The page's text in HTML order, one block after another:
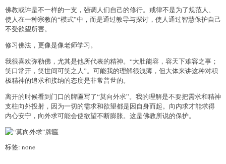
佛教或许是不一样的一支，强调人们自己的修行。戒律不是为了规范人、
使人在一种宗教的“模式”中，而是通过教导与探讨，使人通过智慧保护自己
不受欲望所害。
修习佛法，更像是像老师学习。
我很喜欢弥勒佛，尤其是他所代表的精神。“大肚能容，容天下难容之事；
笑口常开，笑世间可笑之人”。可能我的理解很浅薄，但大体来讲这种对积
极精神的追求和接纳的态度是非常普世的。
离开的时候看到门口的牌匾写了“莫向外求”。我的理解是不要把需求和精神
支柱向外投射，因为一切的需求和欲望都是因自身而起。向内求才能求得
内心安宁，向外求可能会使欲望不断膨胀。这是佛教所说的保护。
标签: none